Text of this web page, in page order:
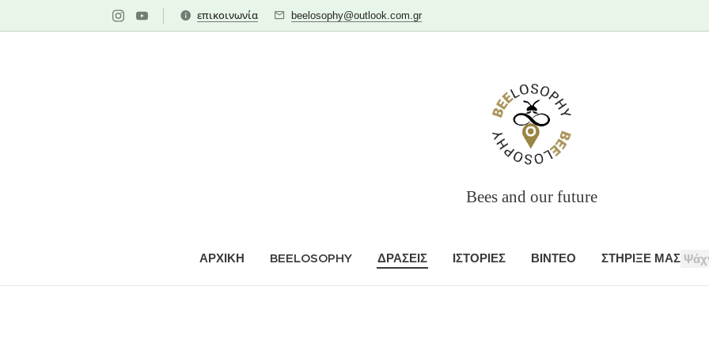
επικοινωνία beelosophy@outlook.com.gr
Bees and our future
ΑΡΧΙΚΗ BEELOSOPHY ΔΡΑΣΕΙΣ ΙΣΤΟΡΙΕΣ ΒΙΝΤΕΟ ΣΤΗΡΙΞΕ ΜΑΣ